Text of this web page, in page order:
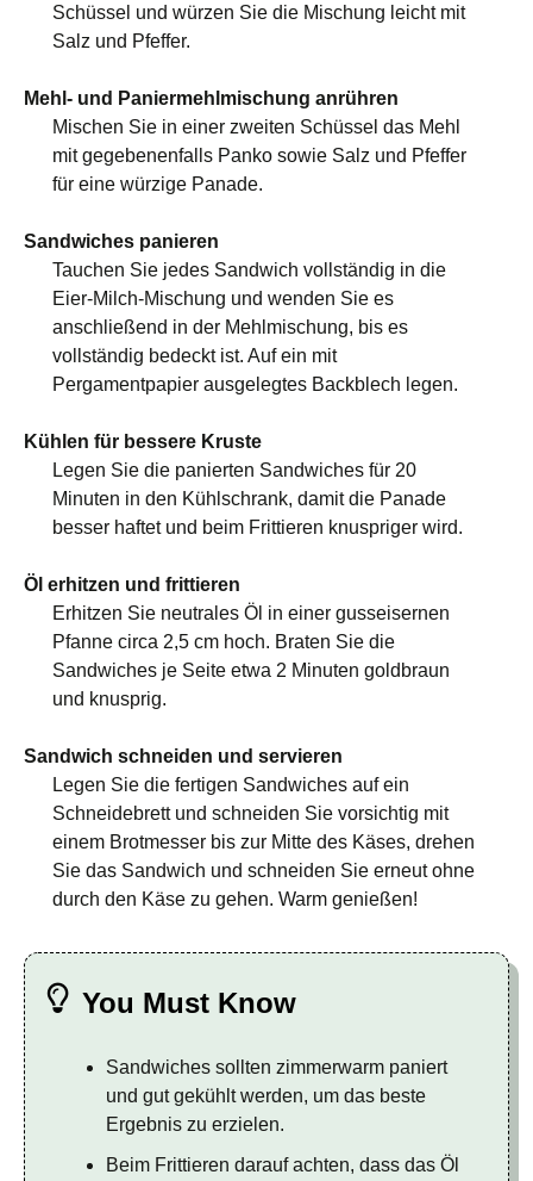
Schüssel und würzen Sie die Mischung leicht mit
Salz und Pfeffer.
Mehl- und Paniermehlmischung anrühren
Mischen Sie in einer zweiten Schüssel das Mehl
mit gegebenenfalls Panko sowie Salz und Pfeffer
für eine würzige Panade.
Sandwiches panieren
Tauchen Sie jedes Sandwich vollständig in die
Eier-Milch-Mischung und wenden Sie es
anschließend in der Mehlmischung, bis es
vollständig bedeckt ist. Auf ein mit
Pergamentpapier ausgelegtes Backblech legen.
Kühlen für bessere Kruste
Legen Sie die panierten Sandwiches für 20
Minuten in den Kühlschrank, damit die Panade
besser haftet und beim Frittieren knuspriger wird.
Öl erhitzen und frittieren
Erhitzen Sie neutrales Öl in einer gusseisernen
Pfanne circa 2,5 cm hoch. Braten Sie die
Sandwiches je Seite etwa 2 Minuten goldbraun
und knusprig.
Sandwich schneiden und servieren
Legen Sie die fertigen Sandwiches auf ein
Schneidebrett und schneiden Sie vorsichtig mit
einem Brotmesser bis zur Mitte des Käses, drehen
Sie das Sandwich und schneiden Sie erneut ohne
durch den Käse zu gehen. Warm genießen!
You Must Know
Sandwiches sollten zimmerwarm paniert
und gut gekühlt werden, um das beste
Ergebnis zu erzielen.
Beim Frittieren darauf achten, dass das Öl